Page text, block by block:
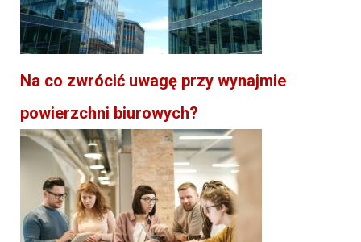
Na co zwrócić uwagę przy wynajmie
powierzchni biurowych?